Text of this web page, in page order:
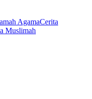
AgamaCerita
Muslimah